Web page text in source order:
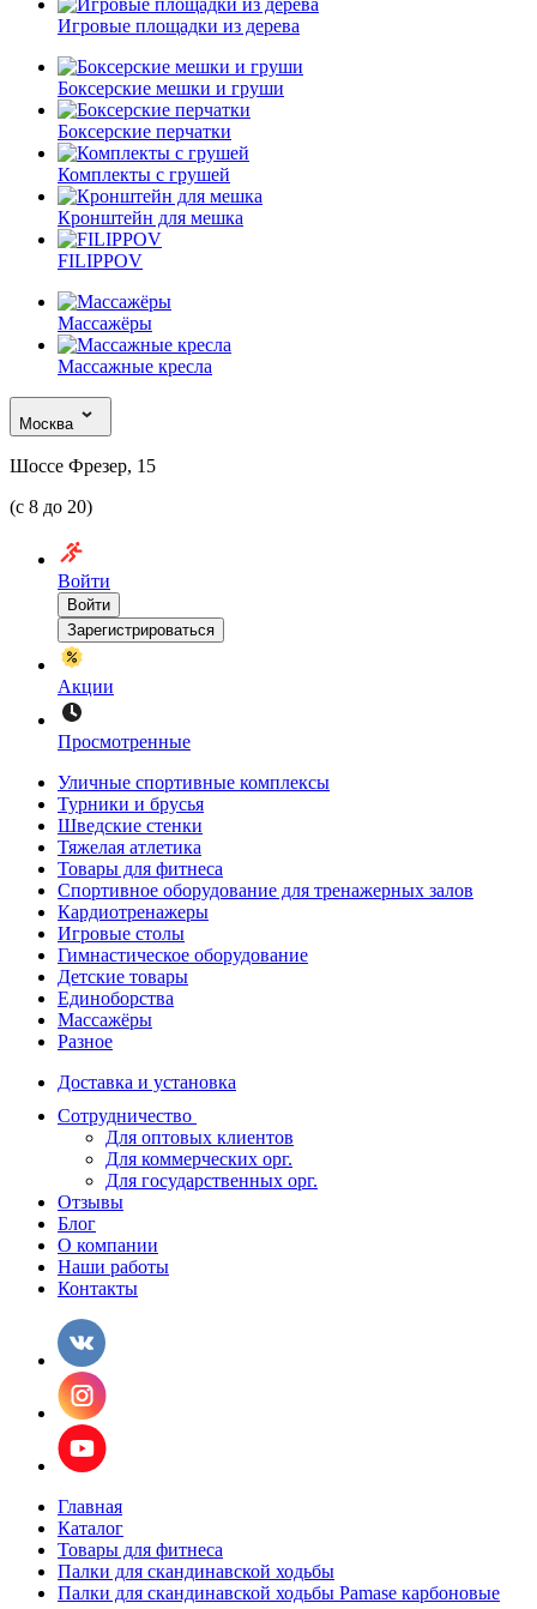
Игровые площадки из дерева
Боксерские мешки и груши
Боксерские перчатки
Комплекты с грушей
Кронштейн для мешка
FILIPPOV
Массажёры
Массажные кресла
Москва
Шоссе Фрезер, 15
(с 8 до 20)
Войти
Войти
Зарегистрироваться
Акции
Просмотренные
Уличные спортивные комплексы
Турники и брусья
Шведские стенки
Тяжелая атлетика
Товары для фитнеса
Спортивное оборудование для тренажерных залов
Кардиотренажеры
Игровые столы
Гимнастическое оборудование
Детские товары
Единоборства
Массажёры
Разное
Доставка и установка
Сотрудничество
Для оптовых клиентов
Для коммерческих орг.
Для государственных орг.
Отзывы
Блог
О компании
Наши работы
Контакты
Главная
Каталог
Товары для фитнеса
Палки для скандинавской ходьбы
Палки для скандинавской ходьбы Pamase карбоновые